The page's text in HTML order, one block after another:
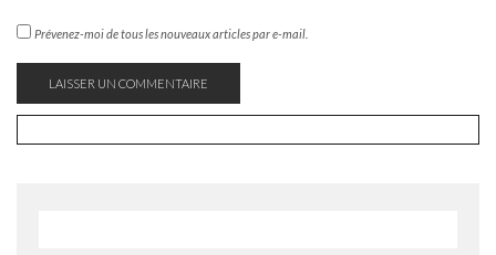
Prévenez-moi de tous les nouveaux articles par e-mail.